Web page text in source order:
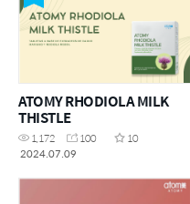
ATOMY RHODIOLA MILK
THISTLE
1,172 100
10
2024.07.09